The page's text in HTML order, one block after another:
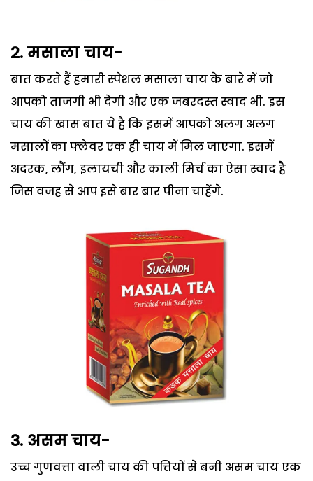
2. मसाला चाय-
बात करते हैं हमारी स्पेशल मसाला चाय के बारे में जो
आपको ताजगी भी देगी और एक जबरदस्त स्वाद भी. इस
चाय की खास बात ये है कि इसमें आपको अलग अलग
मसालों का फ्लेवर एक ही चाय में मिल जाएगा. इसमें
अदरक, लौंग, इलायची और काली मिर्च का ऐसा स्वाद है
जिस वजह से आप इसे बार बार पीना चाहेंगे.
3. असम चाय-
उच्च गुणवत्ता वाली चाय की पत्तियों से बनी असम चाय एक